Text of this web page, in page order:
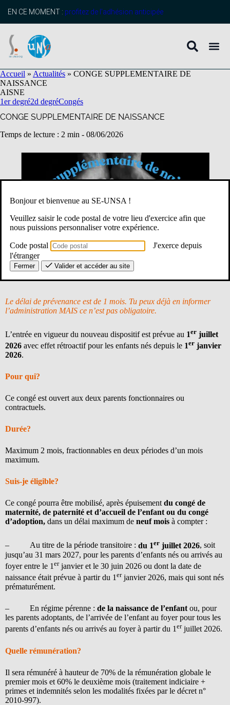
principal
EN CE MOMENT : profitez de l’adhésion anticipée
Accueil » Actualités » CONGE SUPPLEMENTAIRE DE
NAISSANCE
AISNE
1er degré2d degréCongés
CONGE SUPPLEMENTAIRE DE NAISSANCE
Temps de lecture : 2 min - 08/06/2026
Le délai de prévenance est de 1 mois. Tu peux déjà en informer
l’administration MAIS ce n’est pas obligatoire.
L’entrée en vigueur du nouveau dispositif est prévue au 1er juillet
2026 avec effet rétroactif pour les enfants nés depuis le 1er janvier
2026.
Pour qui?
Ce congé est ouvert aux deux parents fonctionnaires ou
contractuels.
Durée?
Maximum 2 mois, fractionnables en deux périodes d’un mois
maximum.
Suis-je éligible?
Ce congé pourra être mobilisé, après épuisementdu congé de
maternité, de paternité et d’accueil de l’enfant ou du congé
d’adoption, dans un délai maximum de neuf mois à compter :
– Au titre de la période transitoire : du 1er juillet 2026, soit
jusqu’au 31 mars 2027, pour les parents d’enfants nés ou arrivés au
foyer entre le 1 erjanvier et le 30 juin 2026 ou dont la date de
naissance était prévue à partir du 1erjanvier 2026, mais qui sont nés
prématurément.
– En régime pérenne : de la naissance de l’enfantou, pour
les parents adoptants, de l’arrivée de l’enfant au foyer pour tous les
parents d’enfants nés ou arrivés au foyer à partir du 1erjuillet 2026.
Quelle rémunération?
Il sera rémunéré à hauteur de 70% de la rémunération globale le
premier mois et 60% le deuxième mois (traitement indiciaire +
primes et indemnités selon les modalités fixées par le décret n°
2010-997).
Bonjour et bienvenue au SE-UNSA !
Veuillez saisir le code postal de votre lieu d'exercice afin que
nous puissions personnaliser votre expérience.
Code postal
J'exerce depuis
l'étranger
Fermer Valider et accéder au site